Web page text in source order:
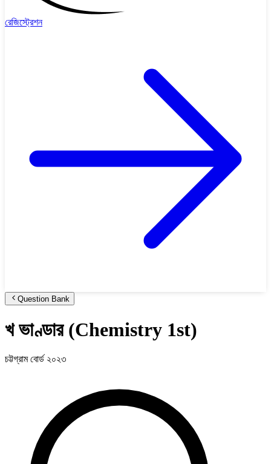
রেজিস্ট্রেশন
Question Bank
খ ভাণ্ডার (Chemistry 1st)
চট্টগ্রাম বোর্ড ২০২৩